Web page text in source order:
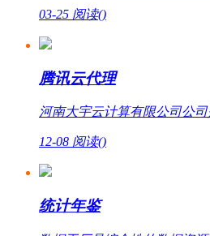
03-25 阅读()
腾讯云代理
河南大宇云计算有限公司公
12-08 阅读()
统计年鉴